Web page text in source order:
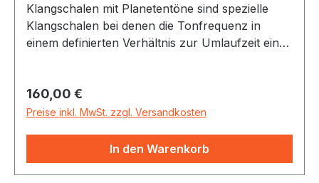
Klangschalen mit Planetentöne sind spezielle
Klangschalen bei denen die Tonfrequenz in
einem definierten Verhältnis zur Umlaufzeit eines
300 bis 3000 Gramm (Berechnung nach
Gewicht/Kilogrammpreis)Nehmen Sie zur
Sie unser spezielles Angebot. Durch das
Anschlagen mit verschiedenen Schlägeln (Filz-,
Holz-- oder lederumwickelte Holzklöppel) oder
Regulärer Preis:
160,00 €
Preise inkl. MwSt. zzgl. Versandkosten
In den Warenkorb